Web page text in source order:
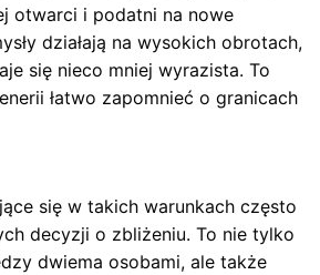
otwarci i podatni na nowe
działają na wysokich obrotach,
się nieco mniej wyrazista. To
łatwo zapomnieć o granicach
się w takich warunkach często
decyzji o zbliżeniu. To nie tylko
dwiema osobami, ale także